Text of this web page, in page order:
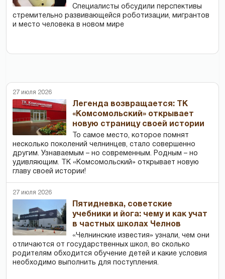
Специалисты обсудили перспективы
стремительно развивающейся роботизации, мигрантов
и место человека в новом мире
27 июля 2026
Легенда возвращается: ТК
«Комсомольский» открывает
новую страницу своей истории
То самое место, которое помнят
несколько поколений челнинцев, стало совершенно
другим. Узнаваемым – но современным. Родным – но
удивляющим. ТК «Комсомольский» открывает новую
главу своей истории!
27 июля 2026
Пятидневка, советские
учебники и йога: чему и как учат
в частных школах Челнов
«Челнинские известия» узнали, чем они
отличаются от государственных школ, во сколько
родителям обходится обучение детей и какие условия
необходимо выполнить для поступления.